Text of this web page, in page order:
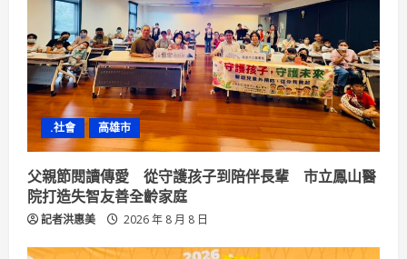
a
d
i
n
g
.社會 高雄市
父親節閱讀傳愛 從守護孩子到陪伴長輩 市立鳳山醫
院打造失智友善全齡家庭
記者洪惠美 2026 年 8 月 8 日